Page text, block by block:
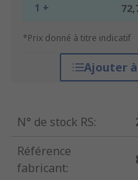
1 +
*Prix donné à titre indicatif
Ajouter
N° de stock RS:
Référence
fabricant: